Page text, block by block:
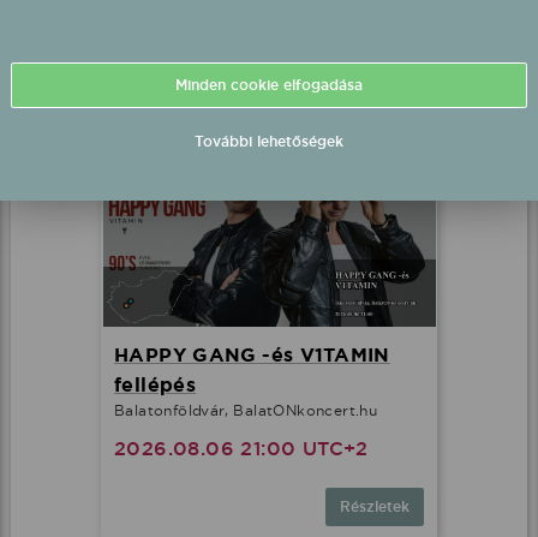
Részletek
HAPPY GANG -és V1TAMIN
fellépés
Balatonföldvár, BalatONkoncert.hu
2026.08.06 21:00 UTC+2
Részletek
Minden cookie elfogadása
További lehetőségek